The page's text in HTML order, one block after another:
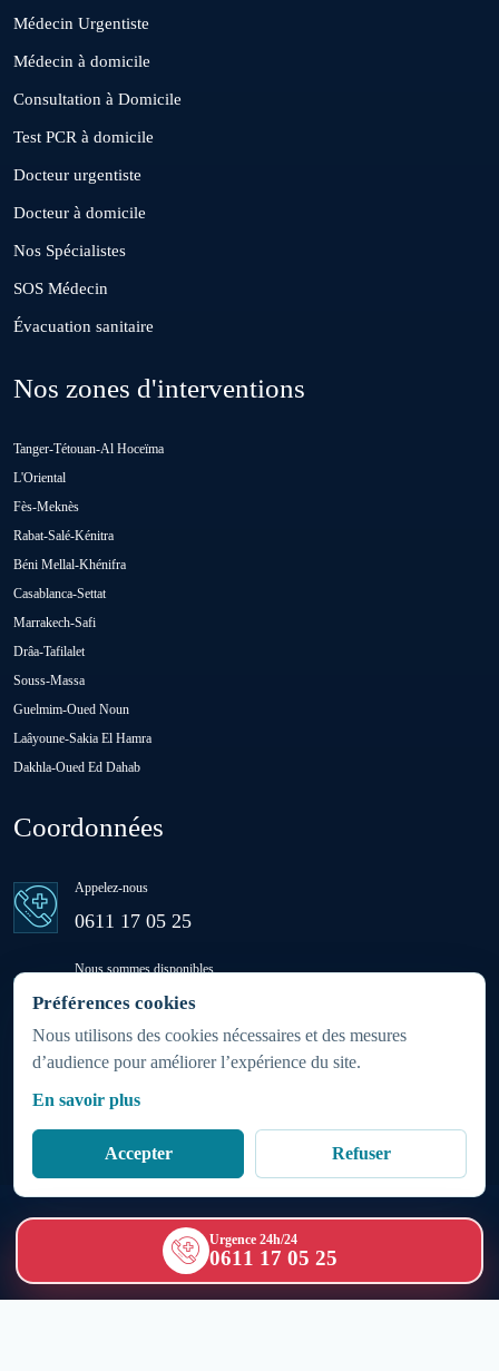
Préférences cookies
Nous utilisons des cookies nécessaires et des mesures
d’audience pour améliorer l’expérience du site.
En savoir plus
Accepter Refuser
El Borouj
El Gara
Guisser
Hattane
Khouribga
Loulad
Oulad H'Riz Sahel
Oulad Saïd
Ras El Aïn
Sidi Rahhal Chataï
Bir Jdid
Médecin Urgentiste
Médecin à domicile
Consultation à Domicile
Test PCR à domicile
Docteur urgentiste
Docteur à domicile
Nos Spécialistes
SOS Médecin
Évacuation sanitaire
Nos zones d'interventions
Tanger-Tétouan-Al Hoceïma
L'Oriental
Fès-Meknès
Rabat-Salé-Kénitra
Béni Mellal-Khénifra
Casablanca-Settat
Marrakech-Safi
Drâa-Tafilalet
Souss-Massa
Guelmim-Oued Noun
Laâyoune-Sakia El Hamra
Dakhla-Oued Ed Dahab
Coordonnées
Appelez-nous
0611 17 05 25
Nous sommes disponibles
24h/24 - 7j/7
(week-ends et jours fériés inclus)
Partout au Maroc 24h/7j
Copyright © 1986 - 2026SOS Médecins Maroc
Politique relative aux cookies|Mentions légales
Urgence 24h/24
0611 17 05 25